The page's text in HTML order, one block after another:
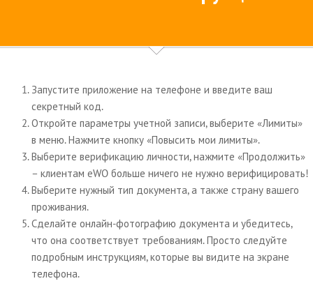
Запустите приложение на телефоне и введите ваш
секретный код.
Откройте параметры учетной записи, выберите «Лимиты»
в меню. Нажмите кнопку «Повысить мои лимиты».
Выберите верификацию личности, нажмите «Продолжить»
– клиентам eWO больше ничего не нужно верифицировать!
Выберите нужный тип документа, а также страну вашего
проживания.
Сделайте онлайн-фотографию документа и убедитесь,
что она соответствует требованиям. Просто следуйте
подробным инструкциям, которые вы видите на экране
телефона.